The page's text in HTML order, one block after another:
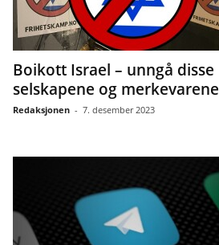
Boikott Israel – unngå disse
selskapene og merkevarene
Redaksjonen - 7. desember 2023